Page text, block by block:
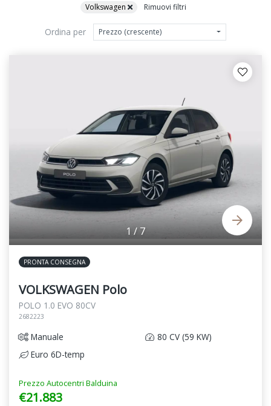
Volkswagen Rimuovi filtri
Ordina per Prezzo (crescente)
1/7
PRONTA CONSEGNA
VOLKSWAGEN Polo
POLO 1.0 EVO 80CV
2682223
Manuale
80 CV (59 KW)
Euro 6D-temp
Prezzo Autocentri Balduina
€21.883